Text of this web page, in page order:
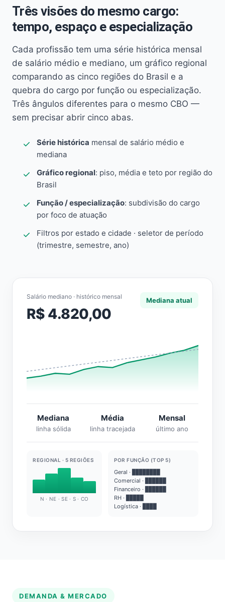
Três visões do mesmo cargo:
tempo, espaço e especialização
Cada profissão tem uma série histórica mensal
de salário médio e mediano, um gráfico regional
comparando as cinco regiões do Brasil e a
quebra do cargo por função ou especialização.
Três ângulos diferentes para o mesmo CBO —
sem precisar abrir cinco abas.
Série histórica mensal de salário médio e
mediana
Gráfico regional: piso, média e teto por região do
Brasil
Função / especialização: subdivisão do cargo
por foco de atuação
Filtros por estado e cidade · seletor de período
(trimestre, semestre, ano)
Salário mediano · histórico mensal
R$ 4.820,00
Mediana atual
Mediana
linha sólida
Média
linha tracejada
Mensal
último ano
REGIONAL · 5 REGIÕES
N · NE · SE · S · CO
POR FUNÇÃO (TOP 5)
Geral · ████████
Comercial · ██████
Financeiro · ██████
RH · █████
Logística · ████
DEMANDA & MERCADO